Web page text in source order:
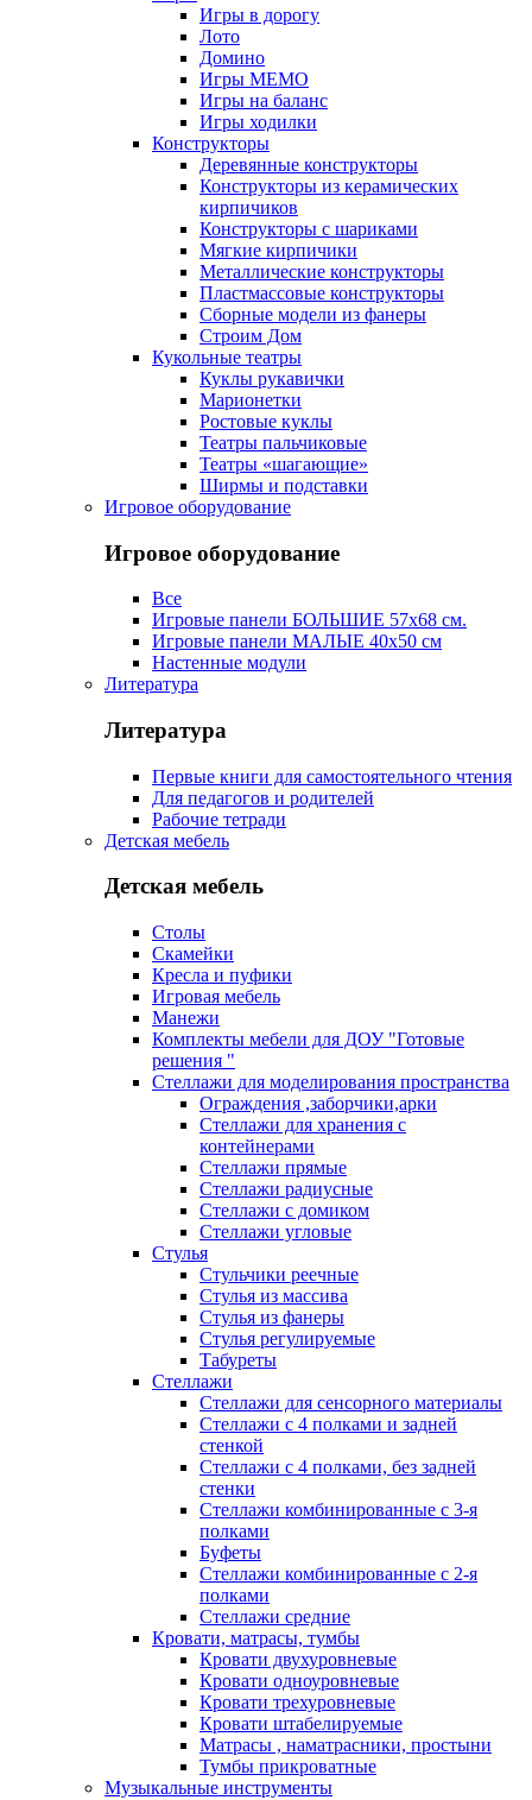
Игры в дорогу
Лото
Домино
Игры МЕМО
Игры на баланс
Игры ходилки
Конструкторы
Деревянные конструкторы
Конструкторы из керамических
кирпичиков
Конструкторы с шариками
Мягкие кирпичики
Металлические конструкторы
Пластмассовые конструкторы
Сборные модели из фанеры
Строим Дом
Кукольные театры
Куклы рукавички
Марионетки
Ростовые куклы
Театры пальчиковые
Театры «шагающие»
Ширмы и подставки
Игровое оборудование
Игровое оборудование
Все
Игровые панели БОЛЬШИЕ 57х68 см.
Игровые панели МАЛЫЕ 40х50 см
Настенные модули
Литература
Литература
Первые книги для самостоятельного чтения
Для педагогов и родителей
Рабочие тетради
Детская мебель
Детская мебель
Столы
Скамейки
Кресла и пуфики
Игровая мебель
Манежи
Комплекты мебели для ДОУ "Готовые
решения "
Стеллажи для моделирования пространства
Ограждения ,заборчики,арки
Стеллажи для хранения с
контейнерами
Стеллажи прямые
Стеллажи радиусные
Стеллажи с домиком
Стеллажи угловые
Стулья
Стульчики реечные
Стулья из массива
Стулья из фанеры
Стулья регулируемые
Табуреты
Стеллажи
Стеллажи для сенсорного материалы
Стеллажи с 4 полками и задней
стенкой
Стеллажи с 4 полками, без задней
стенки
Стеллажи комбинированные с 3-я
полками
Буфеты
Стеллажи комбинированные с 2-я
полками
Стеллажи средние
Кровати, матрасы, тумбы
Кровати двухуровневые
Кровати одноуровневые
Кровати трехуровневые
Кровати штабелируемые
Матрасы , наматрасники, простыни
Тумбы прикроватные
Музыкальные инструменты